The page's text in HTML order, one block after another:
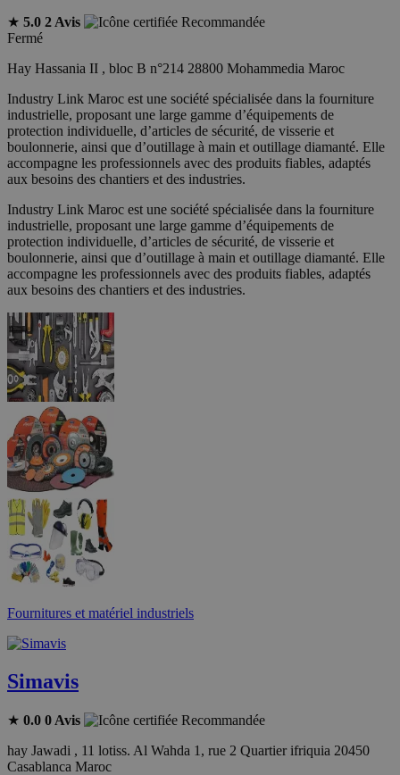
★ 5.0 2 Avis
Recommandée
Fermé
Hay Hassania II , bloc B n°214 28800 Mohammedia Maroc
Industry Link Maroc est une société spécialisée dans la fourniture
industrielle, proposant une large gamme d’équipements de
protection individuelle, d’articles de sécurité, de visserie et
boulonnerie, ainsi que d’outillage à main et outillage diamanté. Elle
accompagne les professionnels avec des produits fiables, adaptés
aux besoins des chantiers et des industries.
Industry Link Maroc est une société spécialisée dans la fourniture
industrielle, proposant une large gamme d’équipements de
protection individuelle, d’articles de sécurité, de visserie et
boulonnerie, ainsi que d’outillage à main et outillage diamanté. Elle
accompagne les professionnels avec des produits fiables, adaptés
aux besoins des chantiers et des industries.
Fournitures et matériel industriels
Simavis
★ 0.0 0 Avis
Recommandée
hay Jawadi , 11 lotiss. Al Wahda 1, rue 2 Quartier ifriquia 20450
Casablanca Maroc